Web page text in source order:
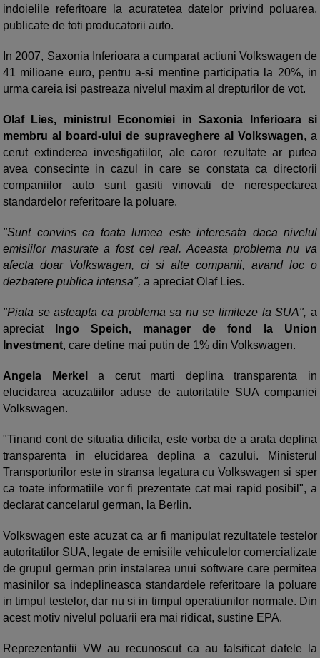
indoielile referitoare la acuratetea datelor privind poluarea,
publicate de toti producatorii auto.
In 2007, Saxonia Inferioara a cumparat actiuni Volkswagen de
41 milioane euro, pentru a-si mentine participatia la 20%, in
urma careia isi pastreaza nivelul maxim al drepturilor de vot.
Olaf Lies, ministrul Economiei in Saxonia Inferioara si
membru al board-ului de supraveghere al Volkswagen, a
cerut extinderea investigatiilor, ale caror rezultate ar putea
avea consecinte in cazul in care se constata ca directorii
companiilor auto sunt gasiti vinovati de nerespectarea
standardelor referitoare la poluare.
"Sunt convins ca toata lumea este interesata daca nivelul
emisiilor masurate a fost cel real. Aceasta problema nu va
afecta doar Volkswagen, ci si alte companii, avand loc o
dezbatere publica intensa", a apreciat Olaf Lies.
"Piata se asteapta ca problema sa nu se limiteze la SUA", a
apreciatIngo Speich, manager de fond la Union
Investment, care detine mai putin de 1% din Volkswagen.
Angela Merkela cerut marti deplina transparenta in
elucidarea acuzatiilor aduse de autoritatile SUA companiei
Volkswagen.
"Tinand cont de situatia dificila, este vorba de a arata deplina
transparenta in elucidarea deplina a cazului. Ministerul
Transporturilor este in stransa legatura cu Volkswagen si sper
ca toate informatiile vor fi prezentate cat mai rapid posibil", a
declarat cancelarul german, la Berlin.
Volkswagen este acuzat ca ar fi manipulat rezultatele testelor
autoritatilor SUA, legate de emisiile vehiculelor comercializate
de grupul german prin instalarea unui software care permitea
masinilor sa indeplineasca standardele referitoare la poluare
in timpul testelor, dar nu si in timpul operatiunilor normale. Din
acest motiv nivelul poluarii era mai ridicat, sustine EPA.
Reprezentantii VW au recunoscut ca au falsificat datele la